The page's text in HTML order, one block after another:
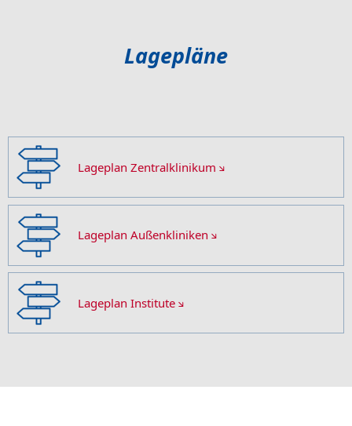
Lagepläne
Lageplan Zentralklinikum
Lageplan Außenkliniken
Lageplan Institute